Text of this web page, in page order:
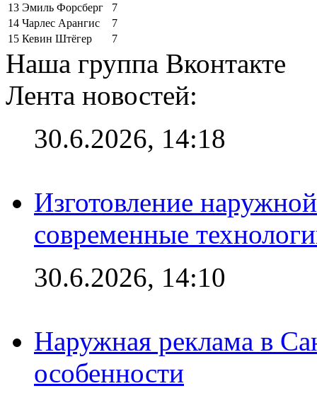
13 Эмиль Форсберг
7
14 Чарлес Арангис
7
15 Кевин Штёгер 7
Наша группа Вконтакте
Лента новостей:
30.6.2026, 14:18
Изготовление
современные
30.6.2026, 14:10
Наружная реклама в
особенности